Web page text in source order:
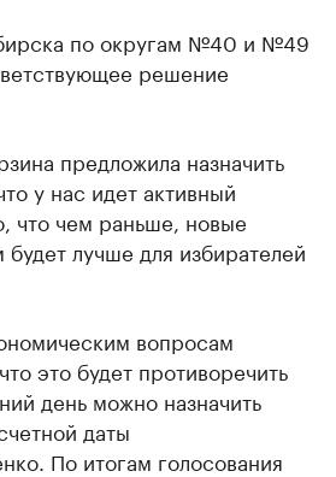
по округам №40 и №49
решение
предложила назначить
у нас идет активный
что чем раньше, новые
лучше для избирателей
вопросам
это будет противоречить
день можно назначить
даты
По итогам голосования